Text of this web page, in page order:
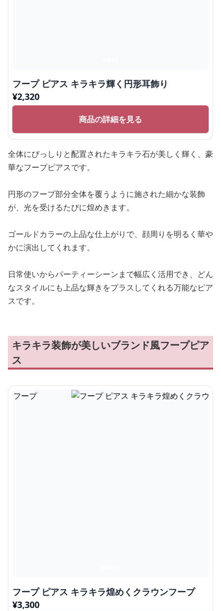
フープ ピアス キラキラ輝く円形耳飾り
¥2,320
商品の詳細を見る
全体にびっしりと配置されたキラキラ石が美しく輝く、豪
華なフープピアスです。
円形のフープ部分全体を覆うように施された細かな装飾
が、光を受けるたびに煌めきます。
ゴールドカラーの上品な仕上がりで、顔周りを明るく華や
かに演出してくれます。
日常使いからパーティーシーンまで幅広く活用でき、どん
なスタイルにも上品な輝きをプラスしてくれる万能なピア
スです。
キラキラ装飾が美しいブランド風フープピア
ス
フープ ピアス キラキラ煌めくクラウンフープ
¥3,300